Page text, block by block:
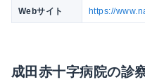
Webサイト https://
成田赤十字病院の診